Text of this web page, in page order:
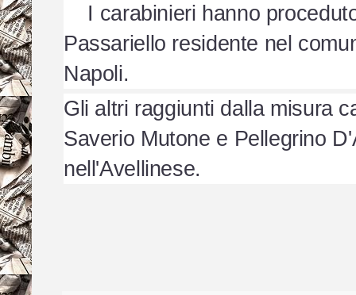
I carabinieri hanno
Passariello residente nel
Napoli.
Gli altri raggiunti dalla misura
Saverio Mutone e Pellegrino
nell'Avellinese.